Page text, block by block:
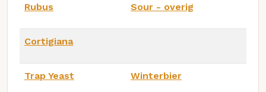
Rubus Sour - overig
Cortigiana
Trap Yeast Winterbier